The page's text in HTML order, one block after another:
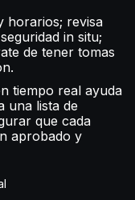
horarios; revisa
in situ;
de tener tomas
tiempo real ayuda
una lista de
que cada
aprobado y